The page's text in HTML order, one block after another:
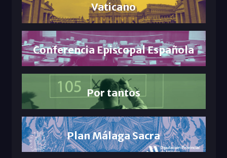
Vaticano
Conferencia Episcopal Española
Por tantos
Plan Málaga Sacra